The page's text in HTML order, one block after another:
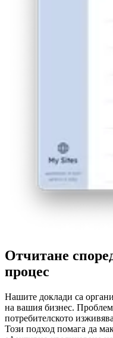
Отчитане
процес
Нашите доклади са
на вашия бизнес.
потребителското
Този подход помага да